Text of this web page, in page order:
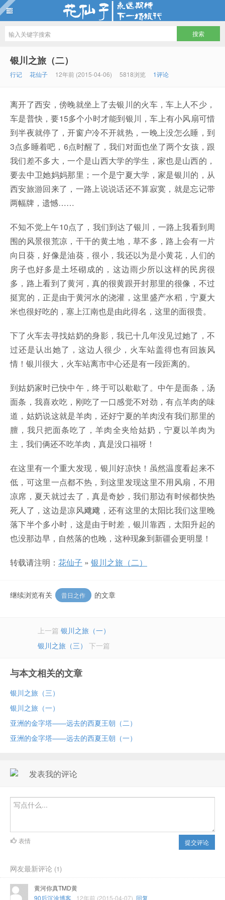
银川之旅（二）
行记 花仙子 12年前 (2015-04-06) 5818浏览 1评论
离开了西安，傍晚就坐上了去银川的火车，车上人不少，
车是普快，要15多个小时才能到银川，车上有小风扇可惜
到半夜就停了，开窗户冷不开就热，一晚上没怎么睡，到
3点多睡着吧，6点时醒了，我们对面也坐了两个女孩，跟
我们差不多大，一个是山西大学的学生，家也是山西的，
要去中卫她妈妈那里；一个是宁夏大学，家是银川的，从
西安旅游回来了，一路上说说话还不算寂寞，就是忘记带
两幅牌，遗憾……
不知不觉上午10点了，我们到达了银川，一路上我看到周
围的风景很荒凉，干干的黄土地，草不多，路上会有一片
向日葵，好像是油葵，很小，我还以为是小黄花，人们的
房子也好多是土坯砌成的，这边雨少所以这样的民房很
多，路上看到了黄河，真的很黄跟开封那里的很像，不过
挺宽的，正是由于黄河水的浇灌，这里盛产水稻，宁夏大
米也很好吃的，塞上江南也是由此得名，这里的面很贵。
下了火车去寻找姑奶的身影，我已十几年没见过她了，不
过还是认出她了，这边人很少，火车站盖得也有回族风
情！银川很大，火车站离市中心还是有一段距离的。
到姑奶家时已快中午，终于可以歇歇了。中午是面条，汤
面条，我喜欢吃，刚吃了一口感觉不对劲，有点羊肉的味
道，姑奶说这就是羊肉，还好宁夏的羊肉没有我们那里的
膻，我只把面条吃了，羊肉全夹给姑奶，宁夏以羊肉为
主，我们俩还不吃羊肉，真是没口福呀！
在这里有一个重大发现，银川好凉快！虽然温度看起来不
低，可这里一点都不热，到这里发现这里不用风扇，不用
凉席，夏天就过去了，真是奇妙，我们那边有时候都快热
死人了，这边是凉风飕飕，还有这里的太阳比我们这里晚
落下半个多小时，这是由于时差，银川靠西，太阳升起的
也没那边早，自然落的也晚，这种现象到新疆会更明显！
转载请注明： 花仙子 » 银川之旅（二）
继续浏览有关 昔日之作 的文章
上一篇 银川之旅（一）
银川之旅（三）
下一篇
与本文相关的文章
银川之旅（三）
银川之旅（一）
亚洲的金字塔——远去的西夏王朝（二）
亚洲的金字塔——远去的西夏王朝（一）
发表我的评论
提交评论
表情
网友最新评论 (1)
黄河你真TMD黄
90后沉涂博客
12年前 (2015-04-07) 回复